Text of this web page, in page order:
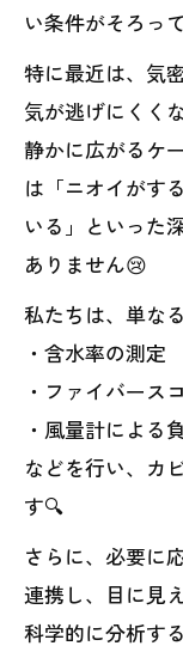
い条件がそろっ
特に最近は、気
気が逃げにくく
静かに広がるケ
は「ニオイがす
いる」といった
ありません😢
私たちは、単な
・含水率の測定
・ファイバース
・風量計による
などを行い、カ
す🔍
さらに、必要に
連携し、目に見
科学的に分析す